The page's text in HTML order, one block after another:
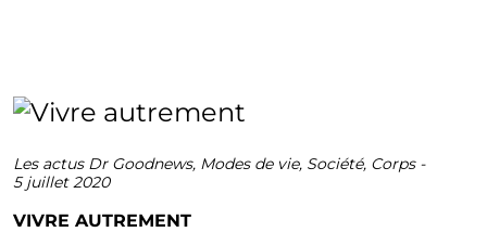
Les actus Dr Goodnews, Modes de vie, Société, Corps-
5 juillet 2020
VIVRE AUTREMENT